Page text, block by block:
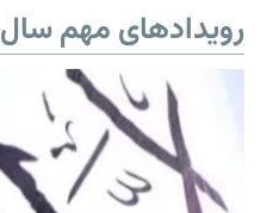
رویدادهای مهم سال